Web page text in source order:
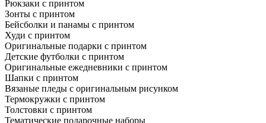
Рюкзаки с принтом
Зонты с принтом
Бейсболки и панамы с принтом
Худи с принтом
Оригинальные подарки с принтом
Детские футболки с принтом
Оригинальные ежедневники с принтом
Шапки с принтом
Вязаные пледы с оригинальным рисунком
Термокружки с принтом
Толстовки с принтом
Тематические подарочные наборы